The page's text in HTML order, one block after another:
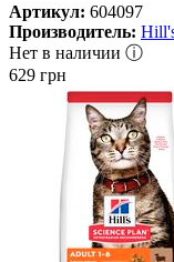
Артикул: 604097
Производитель:
Нет в наличии ⓘ
629 грн